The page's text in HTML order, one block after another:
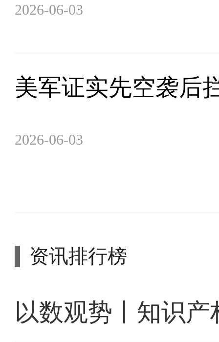
2026-06-03
美军证实先空袭
2026-06-03
资讯排行榜
以数观势丨知识